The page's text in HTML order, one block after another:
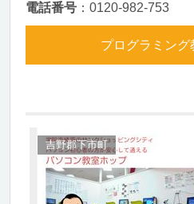
電話番号 ：0120-982-753
プログラミン
吉野郡下市町